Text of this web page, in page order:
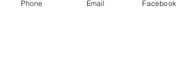
https://www.instagram.com/p/COL
Phone Email Facebook